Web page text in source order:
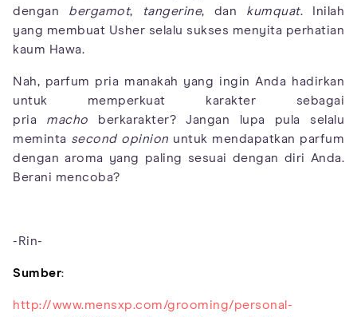
dengan bergamot, tangerine, dan kumquat. Inilah
yang membuat Usher selalu sukses menyita perhatian
kaum Hawa.
Nah, parfum pria manakah yang ingin Anda hadirkan
untuk memperkuat karakter sebagai
pria macho berkarakter? Jangan lupa pula selalu
meminta second opinion untuk mendapatkan parfum
dengan aroma yang paling sesuai dengan diri Anda.
Berani mencoba?
-Rin-
Sumber:
http://www.mensxp.com/grooming/personal-